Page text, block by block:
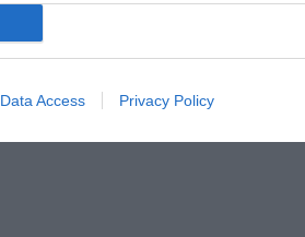
Data Access Privacy Policy